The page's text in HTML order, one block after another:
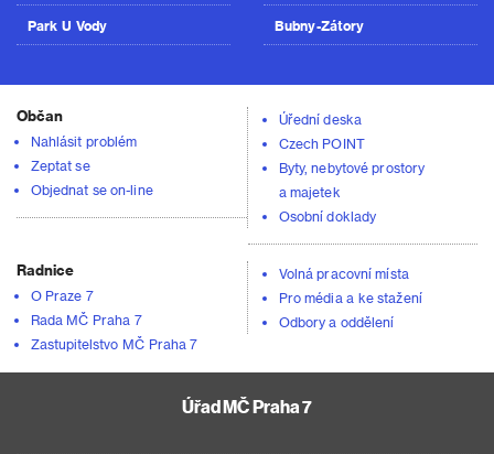
Park U Vody Bubny-Zátory
Občan
Nahlásit problém
Zeptat se
Objednat se on-line
Úřední deska
Czech POINT
Byty, nebytové prostory
a majetek
Osobní doklady
Radnice
O Praze 7
Rada MČ Praha 7
Zastupitelstvo MČ Praha 7
Volná pracovní místa
Pro média a ke stažení
Odbory a oddělení
Úřad MČ Praha 7